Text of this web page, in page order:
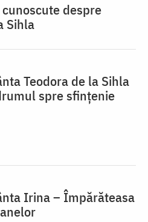
despre
Sihla
Teodora de la Sihla
spre sfințenie
Irina – Împărăteasa